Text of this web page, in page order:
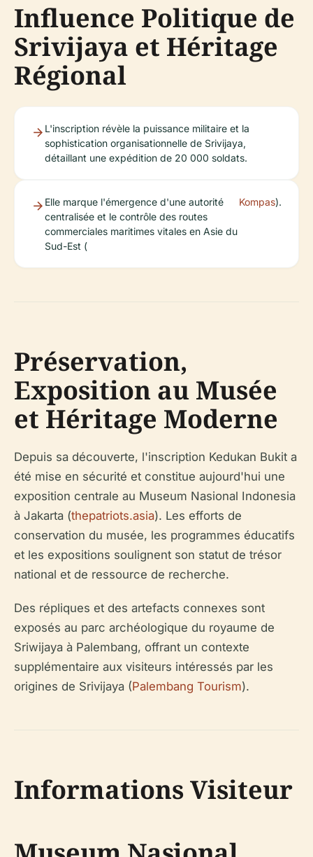
Influence Politique de
Srivijaya et Héritage
Régional
L'inscription révèle la puissance militaire et la
sophistication organisationnelle de Srivijaya,
détaillant une expédition de 20 000 soldats.
Elle marque l'émergence d'une autorité
centralisée et le contrôle des routes
commerciales maritimes vitales en Asie du
Sud-Est (
Kompas).
Préservation,
Exposition au Musée
et Héritage Moderne
Depuis sa découverte, l'inscription Kedukan Bukit a
été mise en sécurité et constitue aujourd'hui une
exposition centrale au Museum Nasional Indonesia
à Jakarta (thepatriots.asia). Les efforts de
conservation du musée, les programmes éducatifs
et les expositions soulignent son statut de trésor
national et de ressource de recherche.
Des répliques et des artefacts connexes sont
exposés au parc archéologique du royaume de
Sriwijaya à Palembang, offrant un contexte
supplémentaire aux visiteurs intéressés par les
origines de Srivijaya (Palembang Tourism).
Informations Visiteur